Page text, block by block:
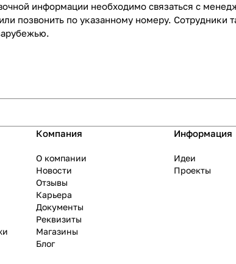
информации необходимо связаться с
позвонить по указанному номеру. Сотрудники
Компания
О компании
Новости
Отзывы
Карьера
Документы
Реквизиты
Магазины
Блог
Информация
Идеи
Проекты